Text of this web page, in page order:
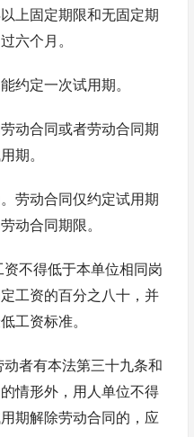
上固定期限和无固定期
六个月。
约定一次试用期。
动合同或者劳动合同期
期。
劳动合同仅约定试用期
动合同期限。
不得低于本单位相同岗
工资的百分之八十，并
工资标准。
者有本法第三十九条和
情形外，用人单位不得
期解除劳动合同的，应